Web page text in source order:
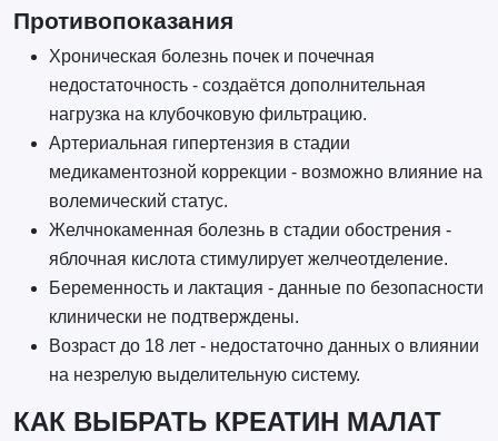
Противопоказания
Хроническая болезнь почек и почечная
недостаточность - создаётся дополнительная
нагрузка на клубочковую фильтрацию.
Артериальная гипертензия в стадии
медикаментозной коррекции - возможно влияние на
волемический статус.
Желчнокаменная болезнь в стадии обострения -
яблочная кислота стимулирует желчеотделение.
Беременность и лактация - данные по безопасности
клинически не подтверждены.
Возраст до 18 лет - недостаточно данных о влиянии
на незрелую выделительную систему.
КАК ВЫБРАТЬ КРЕАТИН МАЛАТ